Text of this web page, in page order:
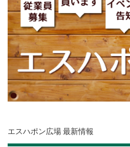
エスハポン広場 最新情報